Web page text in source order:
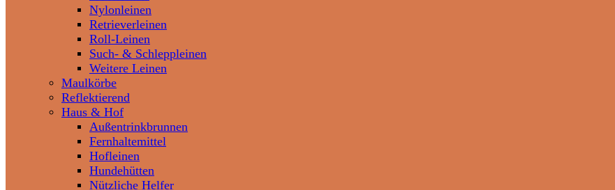
Nylonleinen
Retrieverleinen
Roll-Leinen
Such- & Schleppleinen
Weitere Leinen
Maulkörbe
Reflektierend
Haus & Hof
Außentrinkbrunnen
Fernhaltemittel
Hofleinen
Hundehütten
Nützliche Helfer